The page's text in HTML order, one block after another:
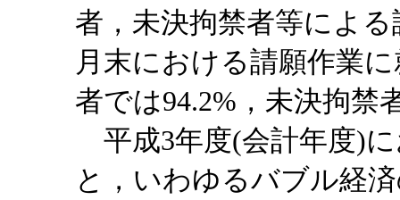
者，未決拘禁者等によ
月末における請願作業
者では94.2%，未決拘禁
平成3年度(会計年度)
と，いわゆるバブル経